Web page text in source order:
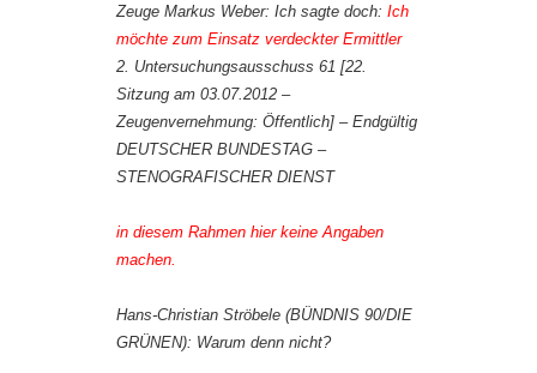
Zeuge Markus Weber: Ich sagte doch: Ich
möchte zum Einsatz verdeckter Ermittler
2. Untersuchungsausschuss 61 [22.
Sitzung am 03.07.2012 –
Zeugenvernehmung: Öffentlich] – Endgültig
DEUTSCHER BUNDESTAG –
STENOGRAFISCHER DIENST
in diesem Rahmen hier keine Angaben
machen.
Hans-Christian Ströbele (BÜNDNIS 90/DIE
GRÜNEN): Warum denn nicht?